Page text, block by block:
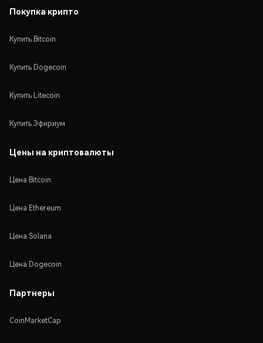
Покупка крипто
Купить Bitcoin
Купить Dogecoin
Купить Litecoin
Купить Эфириум
Цены на криптовалюты
Цена Bitcoin
Цена Ethereum
Цена Solana
Цена Dogecoin
Партнеры
CoinMarketCap